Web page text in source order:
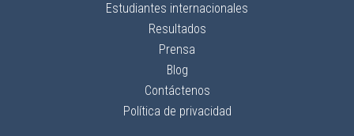
Estudiantes internacionales
Resultados
Prensa
Blog
Contáctenos
Política de privacidad